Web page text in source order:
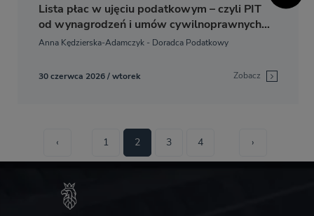
Lista płac w ujęciu podatkowym – czyli PIT
od wynagrodzeń i umów cywilnoprawnych
od podstaw
Anna Kędzierska-Adamczyk - Doradca Podatkowy
30 czerwca 2026 / wtorek Zobacz
‹ 1 2 3 4 ›